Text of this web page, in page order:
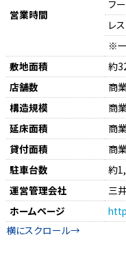
営業時間
フ
レ
※
敷地面積
約
店舗数
商
構造規模
商
延床面積
商
貸付面積
商
駐車台数
約
運営管理会社
三
ホームページ